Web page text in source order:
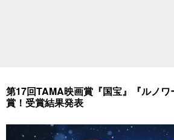
第17回TAMA映画賞『国宝』『ルノ
賞！受賞結果発表